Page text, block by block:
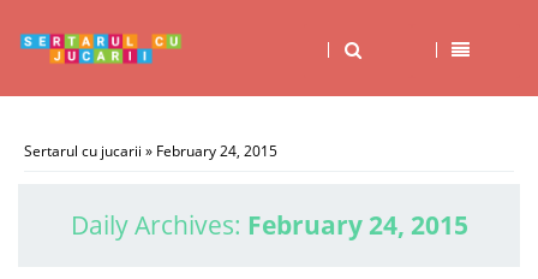
Sertarul cu jucarii » February 24, 2015
Daily Archives: February 24, 2015